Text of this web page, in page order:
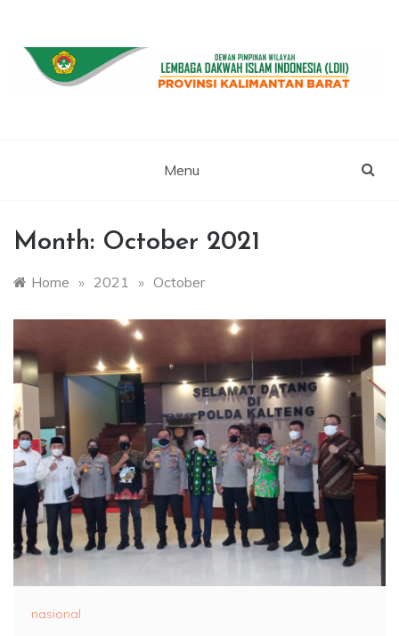
content
KALIMANTAN
BARAT
Menu
Month: October 2021
Home » 2021 » October
nasional